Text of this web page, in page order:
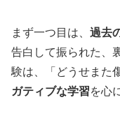
まず一つ目は、 過去
告白して振られた、
験は、「どうせまた
ガティブな学習を心